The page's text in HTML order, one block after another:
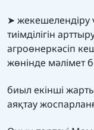
➤ жекешелендіру
тиімділігін
агроөнеркәсіп
жөнінде мәлімет
биыл екінші
аяқтау